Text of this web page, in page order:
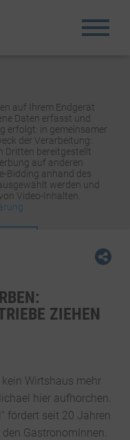
auf Ihrem Endgerät
Daten erfasst und
erfolgt: in gemeinsamer
der Verarbeitung:
Dritten bereitgestellt
auf anderen
Bidding anhand des
werden und
Video-Inhalten.
ZIEHEN
Wirtshaus mehr
hier aufhorchen.
fördert seit 20 Jahren
GastronomInnen.